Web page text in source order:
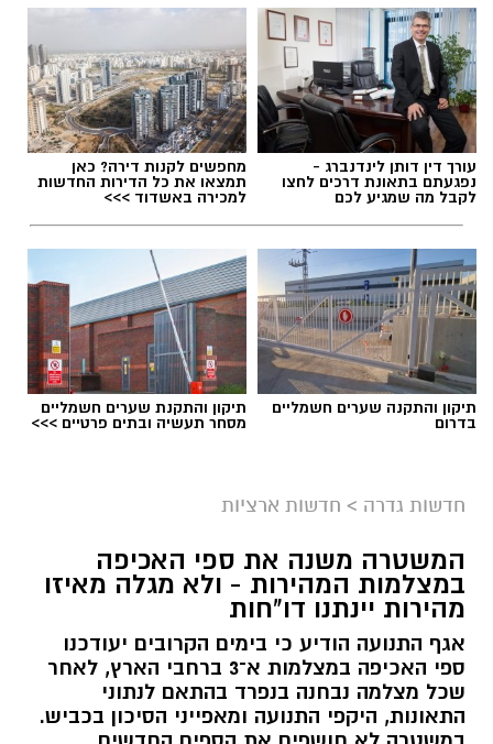
אילוסטרציה
המועצה המקומית גדרה הודיעה הערב (ראשון) על
דחיית אירוע"קמפינגדרה", שהיה אמור להתקיים
השבוע, זאת בשל עומס החום הכבד הצפוי.
לתושבי גדרה חוויית קמפינג משפחתית במסגרת
אלא שבעקבות התחזית והטמפרטורות הגבוהות
הצפויות השבוע, הוחלט שלא לקיים את האירוע
במועד המתוכנן ולדחותו.
מהמועצה המקומית גדרה נמסר כימועד חדש
לאירוע יפורסם בהקדם, וכי התושבים מתבקשים
עורך דין דותן לינדנברג -
נפגעתם בתאונת דרכים לחצו
לקבל מה שמגיע לכם
מחפשים לקנות דירה? כאן
תמצאו את כל הדירות החדשות
למכירה באשדוד >>>
תיקון והתקנה שערים חשמליים
בדרום
תיקון והתקנת שערים חשמליים
מסחר תעשיה ובתים פרטיים >>>
חדשות גדרה > חדשות ארציות
המשטרה משנה את ספי האכיפה
במצלמות המהירות - ולא מגלה מאיזו
מהירות יינתנו דו"חות
אגף התנועה הודיע כי בימים הקרובים יעודכנו
ספי האכיפה במצלמות א־3 ברחבי הארץ, לאחר
שכל מצלמה נבחנה בנפרד בהתאם לנתוני
התאונות, היקפי התנועה ומאפייני הסיכון בכביש.